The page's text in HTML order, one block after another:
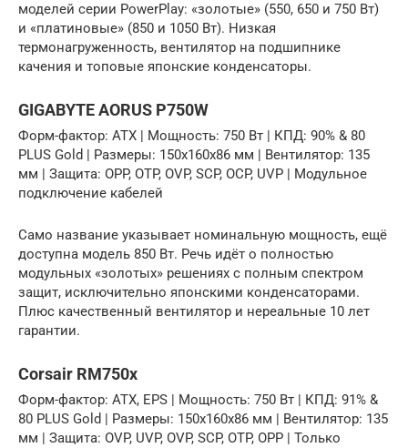
моделей серии PowerPlay: «золотые» (550, 650 и 750 Вт)
и «платиновые» (850 и 1050 Вт). Низкая
термонагруженность, вентилятор на подшипнике
качения и топовые японские конденсаторы.
GIGABYTE AORUS P750W
Форм-фактор: ATX | Мощность: 750 Вт | КПД: 90% & 80
PLUS Gold | Размеры: 150х160х86 мм | Вентилятор: 135
мм | Защита: OPP, OTP, OVP, SCP, OCP, UVP | Модульное
подключение кабелей
Само название указывает номинальную мощность, ещё
доступна модель 850 Вт. Речь идёт о полностью
модульных «золотых» решениях с полным спектром
защит, исключительно японскими конденсаторами.
Плюс качественный вентилятор и нереальные 10 лет
гарантии.
Corsair RM750x
Форм-фактор: ATX, EPS | Мощность: 750 Вт | КПД: 91% &
80 PLUS Gold | Размеры: 150х160х86 мм | Вентилятор: 135
мм | Защита: OVP, UVP, OVP, SCP, OTP, OPP | Только